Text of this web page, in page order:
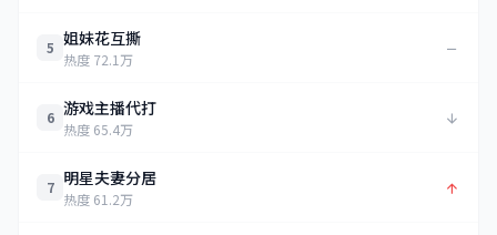
5 姐妹花互撕
热度 72.1万
6 游戏主播代打
热度 65.4万
7 明星夫妻分居
热度 61.2万